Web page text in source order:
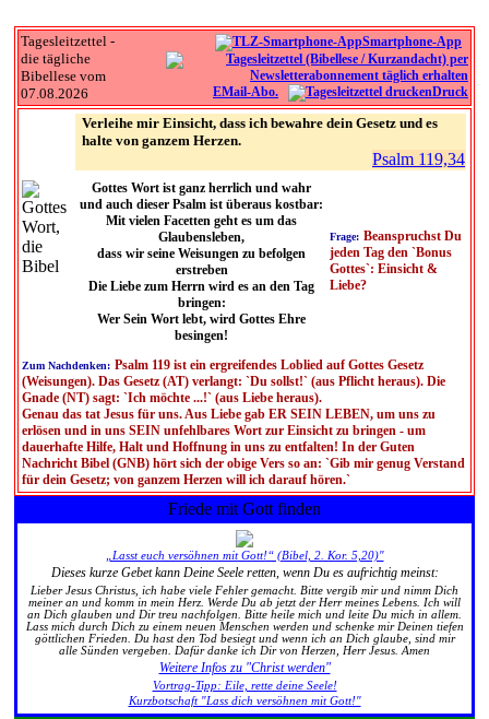
Tagesleitzettel -
die tägliche
Bibellese vom
07.08.2026
Smartphone-App
EMail-Abo. Druck
Verleihe mir Einsicht, dass ich bewahre dein Gesetz und es
halte von ganzem Herzen.
Psalm 119,34
Gottes Wort ist ganz herrlich und wahr
und auch dieser Psalm ist überaus kostbar:
Mit vielen Facetten geht es um das
Glaubensleben,
dass wir seine Weisungen zu befolgen
erstreben
Die Liebe zum Herrn wird es an den Tag
bringen:
Wer Sein Wort lebt, wird Gottes Ehre
besingen!
Frage: Beanspruchst Du
jeden Tag den `Bonus
Gottes`: Einsicht &
Liebe?
Zum Nachdenken: Psalm 119 ist ein ergreifendes Loblied auf Gottes Gesetz
(Weisungen). Das Gesetz (AT) verlangt: `Du sollst!` (aus Pflicht heraus). Die
Gnade (NT) sagt: `Ich möchte ...!` (aus Liebe heraus).
Genau das tat Jesus für uns. Aus Liebe gab ER SEIN LEBEN, um uns zu
erlösen und in uns SEIN unfehlbares Wort zur Einsicht zu bringen - um
dauerhafte Hilfe, Halt und Hoffnung in uns zu entfalten! In der Guten
Nachricht Bibel (GNB) hört sich der obige Vers so an: `Gib mir genug Verstand
für dein Gesetz; von ganzem Herzen will ich darauf hören.`
Friede mit Gott finden
„Lasst euch versöhnen mit Gott!“ (Bibel, 2. Kor. 5,20)"
Dieses kurze Gebet kann Deine Seele retten, wenn Du es aufrichtig meinst:
Lieber Jesus Christus, ich habe viele Fehler gemacht. Bitte vergib mir und nimm Dich
meiner an und komm in mein Herz. Werde Du ab jetzt der Herr meines Lebens. Ich will
an Dich glauben und Dir treu nachfolgen. Bitte heile mich und leite Du mich in allem.
Lass mich durch Dich zu einem neuen Menschen werden und schenke mir Deinen tiefen
göttlichen Frieden. Du hast den Tod besiegt und wenn ich an Dich glaube, sind mir
alle Sünden vergeben. Dafür danke ich Dir von Herzen, Herr Jesus. Amen
Weitere Infos zu "Christ werden"
Vortrag-Tipp: Eile, rette deine Seele!
Kurzbotschaft "Lass dich versöhnen mit Gott!"